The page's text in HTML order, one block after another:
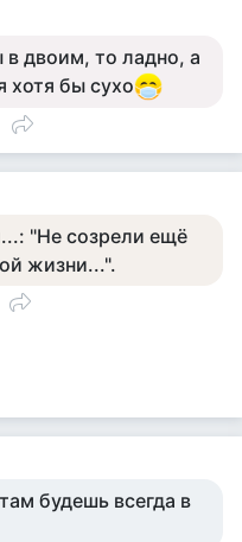
двоим, то ладно, а
хотя бы сухо
"Не созрели ещё
жизни...".
будешь всегда в